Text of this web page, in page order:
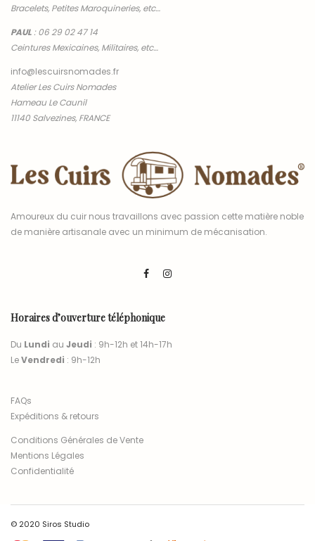
Bracelets, Petites Maroquineries, etc…
PAUL:06 29 02 47 14
Ceintures Mexicaines, Militaires, etc…
info@lescuirsnomades.fr
Atelier Les Cuirs Nomades
Hameau Le Caunil
11140 Salvezines, FRANCE
Amoureux du cuir nous travaillons avec passion cette matière noble
de manière artisanale avec un minimum de mécanisation.
Horaires d’ouverture téléphonique
Du Lundi au Jeudi : 9h-12h et 14h-17h
LeVendredi : 9h-12h
FAQs
Expéditions & retours
Conditions Générales de Vente
Mentions Légales
Confidentialité
© 2020 Siros Studio